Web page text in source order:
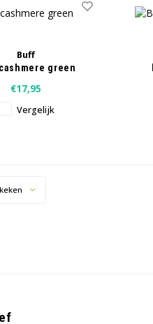
Buff
green
€17,95
Vergelijk